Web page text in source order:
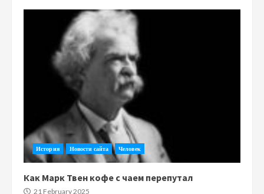
История Новости сайта Человек
Как Марк Твен кофе с чаем перепутал
21 February 2025